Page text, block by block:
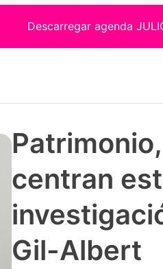
Descarregar agenda
centran
Gil-Albert